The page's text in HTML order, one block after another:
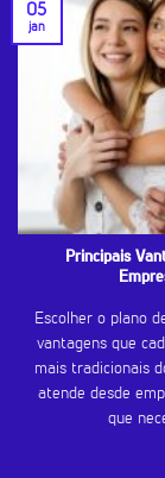
Principais
Escolher o plano
vantagens que
mais tradicionais
atende desde
que
05
jan